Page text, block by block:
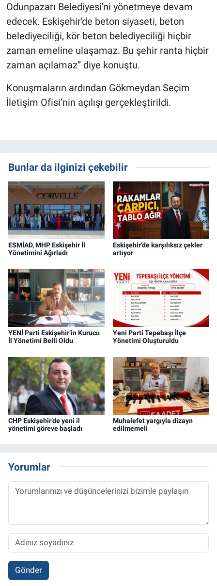
Odunpazarı Belediyesi'ni yönetmeye devam
edecek. Eskişehir'de beton siyaseti, beton
belediyeciliği, kör beton belediyeciliği hiçbir
zaman emeline ulaşamaz. Bu şehir ranta hiçbir
zaman açılamaz” diye konuştu.
Konuşmaların ardından Gökmeydan Seçim
İletişim Ofisi’nin açılışı gerçekleştirildi.
Bunlar da ilginizi çekebilir
ESMİAD, MHP Eskişehir İl
Yönetimini Ağırladı
Eskişehir’de karşılıksız çekler
artıyor
YENİ Parti Eskişehir’in Kurucu
İl Yönetimi Belli Oldu
Yeni Parti Tepebaşı İlçe
Yönetimi Oluşturuldu
CHP Eskişehir’de yeni il
yönetimi göreve başladı
Muhalefet yargıyla dizayn
edilmemeli
Yorumlar
Gönder